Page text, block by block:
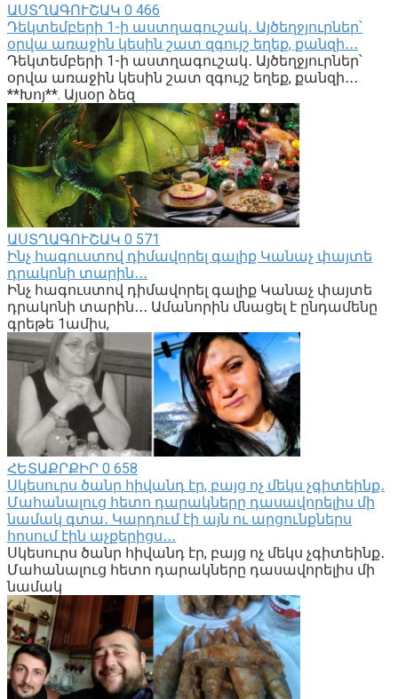
ԱՍՏՂԱԳՈՒՇԱԿ 0 466
Դեկտեմբերի 1-ի աստղագուշակ․ Այծեղջյուրներ՝
օրվա առաջին կեսին շատ զգույշ եղեք, քանզի․․․
Դեկտեմբերի 1-ի աստղագուշակ․ Այծեղջյուրներ՝
օրվա առաջին կեսին շատ զգույշ եղեք, քանզի․․․
**Խոյ**. Այսօր ձեզ
ԱՍՏՂԱԳՈՒՇԱԿ 0 571
Ինչ հագուստով դիմավորել գալիք Կանաչ փայտե
դրակոնի տարին․․․
Ինչ հագուստով դիմավորել գալիք Կանաչ փայտե
դրակոնի տարին․․․ Ամանորին մնացել է ընդամենը
գրեթե 1ամիս,
ՀԵՏԱՔՐՔԻՐ 0 658
Սկեսուրս ծանր հիվանդ էր, բայց ոչ մեկս չգիտեինք․
Մահանալուց հետո դարակները դասավորելիս մի
նամակ գտա․ Կարդում էի այն ու արցունքներս
հոսում էին աչքերիցս․․․
Սկեսուրս ծանր հիվանդ էր, բայց ոչ մեկս չգիտեինք․
Մահանալուց հետո դարակները դասավորելիս մի
նամակ